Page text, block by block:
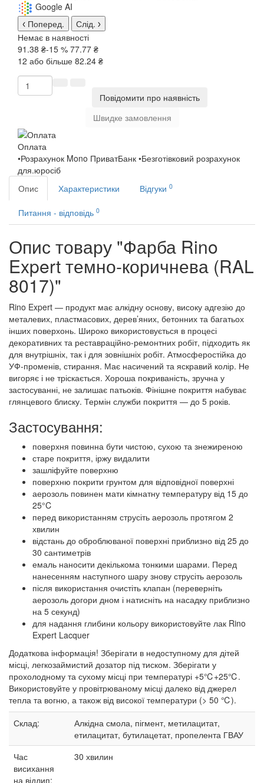
Google AI
Поперед.
Слід.
Немає в наявності
91.38 ₴-15 % 77.77 ₴
12 або більше 82.24 ₴
Повідомити про наявність
Швидке замовлення
Оплата
•Розрахунок Mono ПриватБанк •Безготівковий розрахунок
для.юросіб
Опис
Характеристики Відгуки 0
Питання - відповідь 0
Опис товару "Фарба Rino
Expert темно-коричнева (RAL
8017)"
Rino Expert — продукт має алкідну основу, високу адгезію до
металевих, пластмасових, дерев’яних, бетонних та багатьох
інших поверхонь. Широко використовується в процесі
декоративних та реставраційно-ремонтних робіт, підходить як
для внутрішніх, так і для зовнішніх робіт. Атмосферостійка до
УФ-променів, стирання. Має насичений та яскравий колір. Не
вигоряє і не тріскається. Хороша покриваність, зручна у
застосуванні, не залишає патьоків. Фінішне покриття набуває
глянцевого блиску. Термін служби покриття — до 5 років.
Застосування:
поверхня повинна бути чистою, сухою та знежиреною
старе покриття, іржу видалити
зашліфуйте поверхню
поверхню покрити грунтом для відповідної поверхні
аерозоль повинен мати кімнатну температуру від 15 до
25°C
перед використанням струсіть аерозоль протягом 2
хвилин
відстань до оброблюваної поверхні приблизно від 25 до
30 сантиметрів
емаль наносити декількома тонкими шарами. Перед
нанесенням наступного шару знову струсіть аерозоль
після використання очистіть клапан (переверніть
аерозоль догори дном і натисніть на насадку приблизно
на 5 секунд)
для надання глибини кольору використовуйте лак Rino
Expert Lacquer
Додаткова інформація! Зберігати в недоступному для дітей
місці, легкозаймистий дозатор під тиском. Зберігати у
прохолодному та сухому місці при температурі +5℃+25℃.
Використовуйте у провітрюваному місці далеко від джерел
тепла та вогню, а також від високої температури (> 50 ℃).
Склад:
Алкідна смола, пігмент, метилацитат,
етилацитат, бутилацетат, пропелента ГВАУ
Час
висихання
на відлип:
30 хвилин